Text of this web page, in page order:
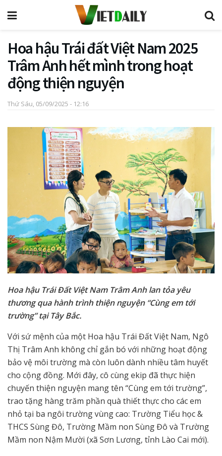
Hoa hậu Trái đất Việt Nam 2025
Trâm Anh hết mình trong hoạt
động thiện nguyện
Thứ Sáu, 05/09/2025 - 12:16
Hoa hậu Trái Đất Việt Nam Trâm Anh lan tỏa yêu
thương qua hành trình thiện nguyện “Cùng em tới
trường” tại Tây Bắc.
Với sứ mệnh của một Hoa hậu Trái Đất Việt Nam, Ngô
Thị Trâm Anh không chỉ gắn bó với những hoạt động
bảo vệ môi trường mà còn luôn dành nhiều tâm huyết
cho cộng đồng. Mới đây, cô cùng ekip đã thực hiện
chuyến thiện nguyện mang tên “Cùng em tới trường”,
trao tặng hàng trăm phần quà thiết thực cho các em
nhỏ tại ba ngôi trường vùng cao: Trường Tiểu học &
THCS Sùng Đô, Trường Mầm non Sùng Đô và Trường
Mầm non Nậm Mười (xã Sơn Lương, tỉnh Lào Cai mới).